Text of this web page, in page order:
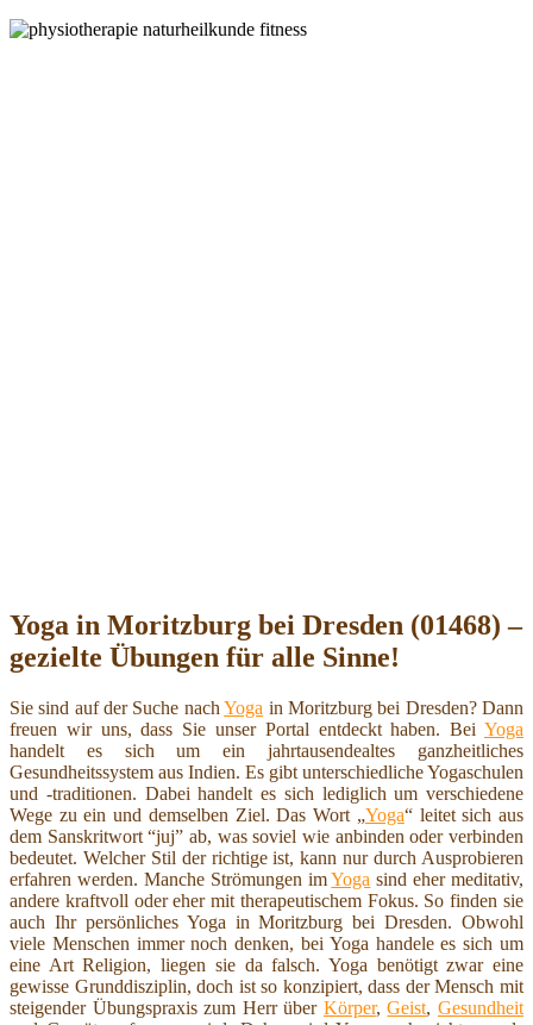
Yoga in Moritzburg bei Dresden (01468) –
gezielte Übungen für alle Sinne!
Sie sind auf der Suche nachYoga in Moritzburg bei Dresden? Dann
freuen wir uns, dass Sie unser Portal entdeckt haben. Bei Yoga
handelt es sich um ein jahrtausendealtes ganzheitliches
Gesundheitssystem aus Indien. Es gibt unterschiedliche Yogaschulen
und -traditionen. Dabei handelt es sich lediglich um verschiedene
Wege zu ein und demselben Ziel. Das Wort „Yoga“ leitet sich aus
dem Sanskritwort “juj” ab, was soviel wie anbinden oder verbinden
bedeutet. Welcher Stil der richtige ist, kann nur durch Ausprobieren
erfahren werden. Manche Strömungen imYoga sind eher meditativ,
andere kraftvoll oder eher mit therapeutischem Fokus. So finden sie
auch Ihr persönliches Yoga in Moritzburg bei Dresden. Obwohl
viele Menschen immer noch denken, bei Yoga handele es sich um
eine Art Religion, liegen sie da falsch. Yoga benötigt zwar eine
gewisse Grunddisziplin, doch ist so konzipiert, dass der Mensch mit
steigender Übungspraxis zum Herr über Körper,Geist,Gesundheit